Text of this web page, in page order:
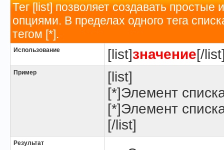
Тег [list] позволяет создавать
опциями. В пределах одного тега
тегом [*].
Использование [list]значение[/
Пример
[list]
[*]Элемент
[*]Элемент
[/list]
Результат